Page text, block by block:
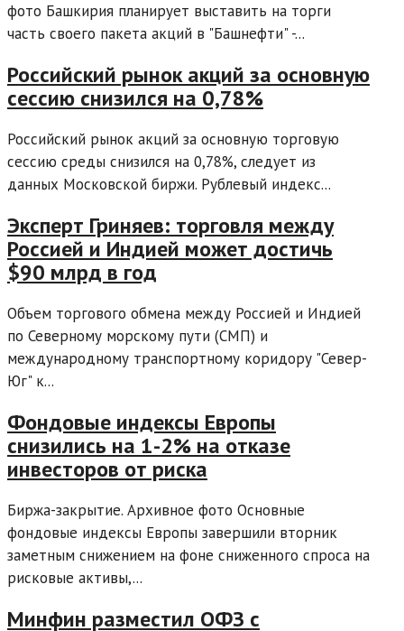
фото Башкирия планирует выставить на торги
часть своего пакета акций в "Башнефти" -...
Российский рынок акций за основную
сессию снизился на 0,78%
Российский рынок акций за основную торговую
сессию среды снизился на 0,78%, следует из
данных Московской биржи. Рублевый индекс...
Эксперт Гриняев: торговля между
Россией и Индией может достичь
$90 млрд в год
Объем торгового обмена между Россией и Индией
по Северному морскому пути (СМП) и
международному транспортному коридору "Север-
Юг" к...
Фондовые индексы Европы
снизились на 1-2% на отказе
инвесторов от риска
Биржа-закрытие. Архивное фото Основные
фондовые индексы Европы завершили вторник
заметным снижением на фоне сниженного спроса на
рисковые активы,...
Минфин разместил ОФЗ с